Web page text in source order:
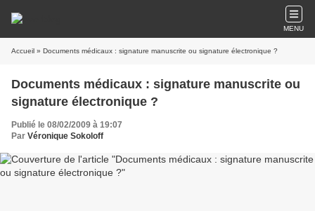
MENU
Accueil » Documents médicaux : signature manuscrite ou signature électronique ?
Documents médicaux : signature manuscrite ou
signature électronique ?
Publié le 08/02/2009 à 19:07
Par Véronique Sokoloff